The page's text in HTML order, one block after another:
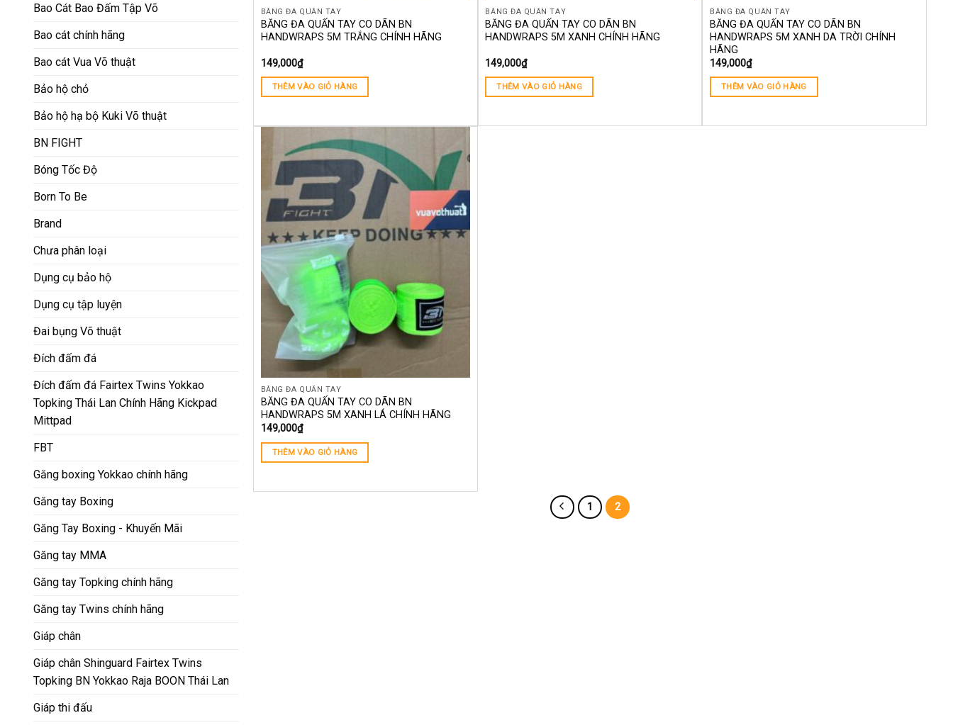
Bao Cát Bao Đấm Tập Võ
Bao cát chính hãng
Bao cát Vua Võ thuật
Bảo hộ chỏ
Bảo hộ hạ bộ Kuki Võ thuật
BN FIGHT
Bóng Tốc Độ
Born To Be
Brand
Chưa phân loại
Dụng cụ bảo hộ
Dụng cụ tập luyện
Đai bụng Võ thuật
Đích đấm đá
Đích đấm đá Fairtex Twins Yokkao
Topking Thái Lan Chính Hãng Kickpad
Mittpad
FBT
Găng boxing Yokkao chính hãng
Găng tay Boxing
Găng Tay Boxing - Khuyến Mãi
Găng tay MMA
Găng tay Topking chính hãng
Găng tay Twins chính hãng
Giáp chân
Giáp chân Shinguard Fairtex Twins
Topking BN Yokkao Raja BOON Thái Lan
Giáp thi đấu
BĂNG ĐA QUẤN TAY
BĂNG ĐA QUẤN TAY CO DÃN BN
HANDWRAPS 5M TRẮNG CHÍNH HÃNG
149,000₫
THÊM VÀO GIỎ HÀNG
BĂNG ĐA QUẤN TAY
BĂNG ĐA QUẤN TAY CO DÃN BN
HANDWRAPS 5M XANH CHÍNH HÃNG
149,000₫
THÊM VÀO GIỎ HÀNG
BĂNG ĐA QUẤN TAY
BĂNG ĐA QUẤN TAY CO DÃN BN
HANDWRAPS 5M XANH DA TRỜI CHÍNH
HÃNG
149,000₫
THÊM VÀO GIỎ HÀNG
Yêu
thích
BĂNG ĐA QUẤN TAY
BĂNG ĐA QUẤN TAY CO DÃN BN
HANDWRAPS 5M XANH LÁ CHÍNH HÃNG
149,000₫
THÊM VÀO GIỎ HÀNG
1 2